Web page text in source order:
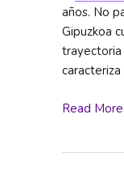
años. No
Gipuzkoa
Acción
Read